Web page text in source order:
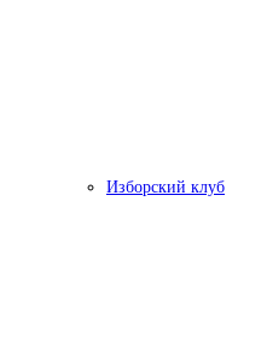
Изборский клуб